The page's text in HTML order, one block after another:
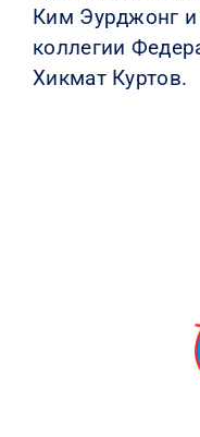
Ким Эурджонг и
коллегии
Хикмат Куртов.